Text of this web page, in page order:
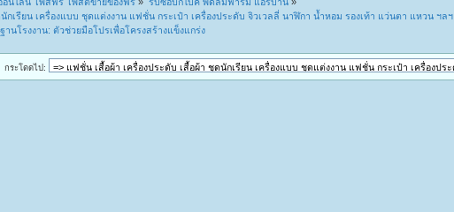
กเรียน เครื่องแบบ ชุดแต่งงาน แฟชั่น กระเป๋า เครื่องประดับ จิวเวลลี่ นาฬิกา น้ำหอม รองเท้า แว่นตา แหวน ฯลฯ
นโรงงาน: ตัวช่วยมือโปรเพื่อโครงสร้างแข็งแกร่ง
กระโดดไป: